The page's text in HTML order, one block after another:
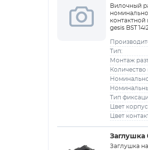
Вилочный
контактной
gesis
Тип:
Монтаж
Тип
Цвет
Цвет
Заглушка
Заглушка